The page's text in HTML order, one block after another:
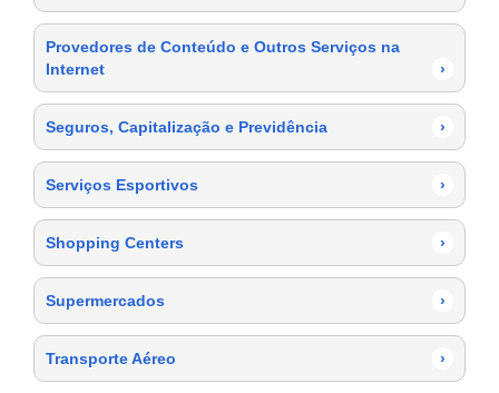
Provedores de Conteúdo e Outros Serviços na
Internet
›
Seguros, Capitalização e Previdência ›
Serviços Esportivos ›
Shopping Centers ›
Supermercados ›
Transporte Aéreo ›